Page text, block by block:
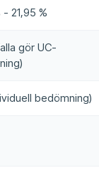
- 21,95 %
gör UC-
bedömning)